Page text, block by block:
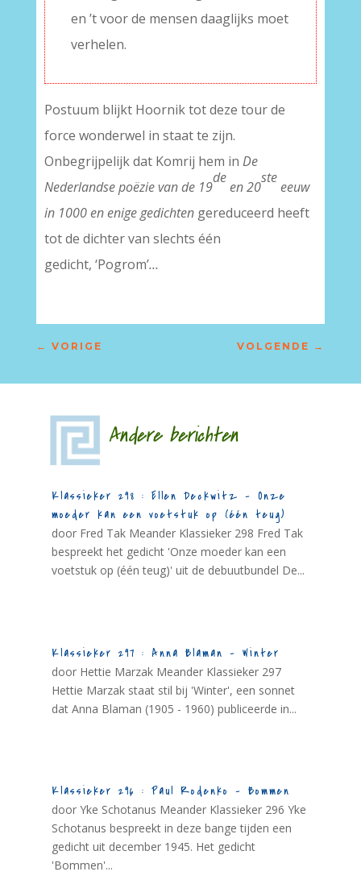
en ’t voor de mensen daaglijks moet
verhelen.
Postuum blijkt Hoornik tot deze tour de
force wonderwel in staat te zijn.
Onbegrijpelijk dat Komrij hem in De
Nederlandse poëzie van de 19
de
en 20
ste
eeuw
in 1000 en enige gedichtengereduceerd heeft
tot de dichter van slechts één
gedicht, ‘Pogrom’…
← VORIGE VOLGENDE →
Andere berichten
Klassieker 298 : Ellen Deckwitz – Onze
moeder kan een voetstuk op (één teug)
door Fred Tak Meander Klassieker 298 Fred Tak
bespreekt het gedicht 'Onze moeder kan een
voetstuk op (één teug)' uit de debuutbundel De...
Klassieker 297 : Anna Blaman – Winter
door Hettie Marzak Meander Klassieker 297
Hettie Marzak staat stil bij 'Winter', een sonnet
dat Anna Blaman (1905 - 1960) publiceerde in...
Klassieker 296 : Paul Rodenko – Bommen
door Yke Schotanus Meander Klassieker 296 Yke
Schotanus bespreekt in deze bange tijden een
gedicht uit december 1945. Het gedicht
'Bommen'...